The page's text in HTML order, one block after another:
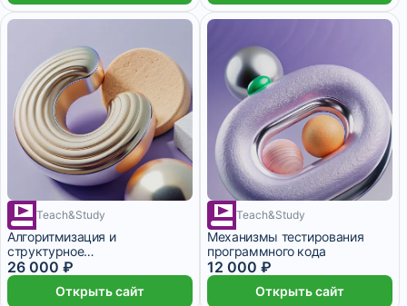
2 месяцаTeach&Study
Алгоритмизация и
структурное
программирование на C++
26 000 ₽
Открыть сайт
Teach&Study
Механизмы тестирования
программного кода
12 000 ₽
Открыть сайт